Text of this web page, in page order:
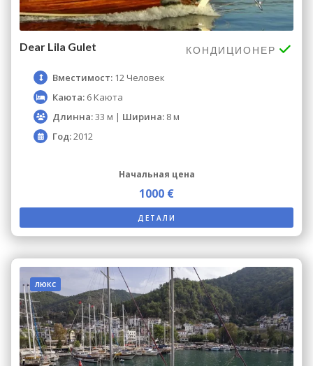
Dear Lila Gulet КОНДИЦИОНЕР
Вместимост: 12 Человек
Каюта: 6 Каюта
Длинна:33 м | Ширина: 8 м
Год:2012
Начальная цена
1000 €
ДЕТАЛИ
люкс